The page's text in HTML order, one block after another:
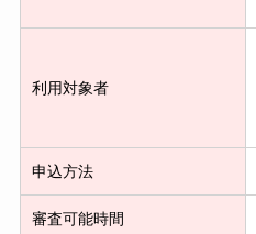
利用対象者
申込方法
審査可能時間